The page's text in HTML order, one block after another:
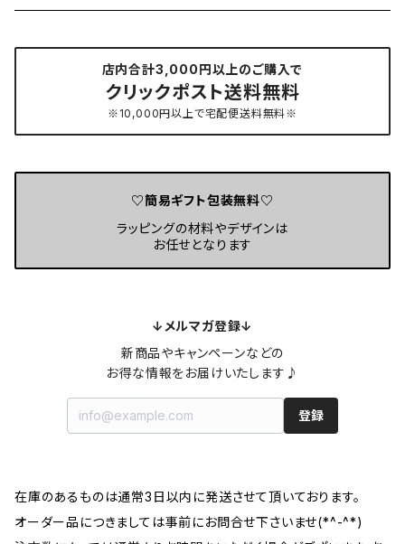
キーホルダー
チャーム・マスクチャーム
ブートニエール・カフスボタン
バッグチャーム
ヘアアクセサリー
ヘアピン・ヘアクリップ
店内合計3,000円以上のご購入で
クリックポスト送料無料
※10,000円以上で宅配便送料無料※
♡簡易ギフト包装無料♡
ラッピングの材料やデザインは
お任せとなります
↓メルマガ登録↓
新商品やキャンペーンなどの
お得な情報をお届けいたします♪
登録
在庫のあるものは通常3日以内に発送させて頂いております。
オーダー品につきましては事前にお問合せ下さいませ(*^-^*)